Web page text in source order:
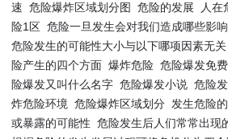
速 危险爆炸区域划分图 危险的发展 人在
险1区 危险一旦发生会对我们造成哪些影响
危险发生的可能性大小与以下哪项因素无关
险产生的四个方面 爆炸危险 危险爆发免
险爆发又叫什么名字 危险爆发小说 危险
炸危险环境 危险爆炸区域划分 发生危险
或暴露的可能性 危险发生后人们常常出现